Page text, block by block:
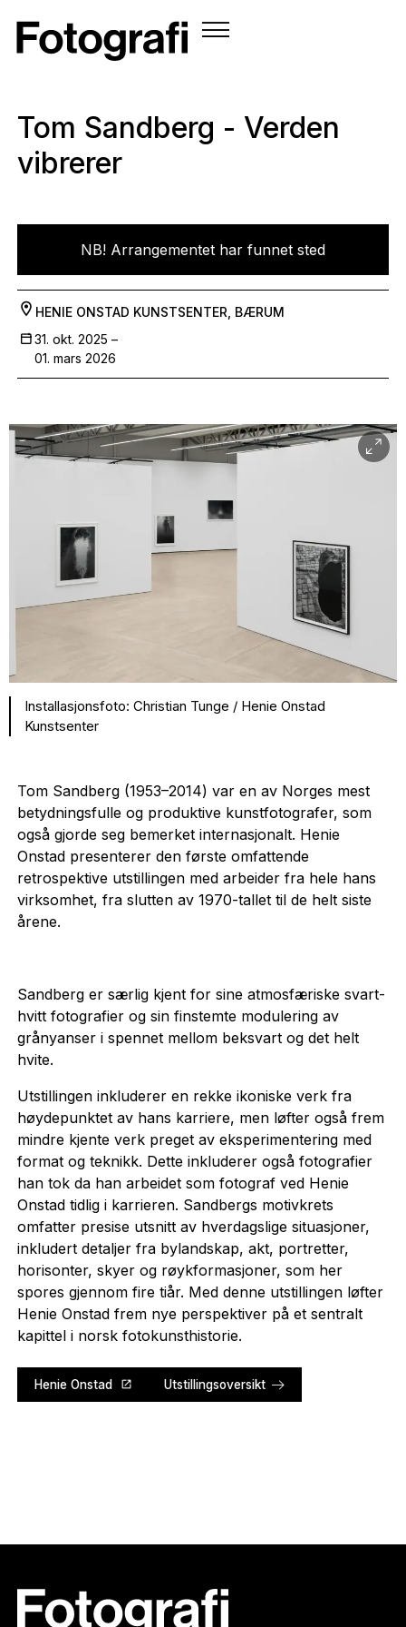
Tom Sandberg - Verden
vibrerer
NB! Arrangementet har funnet sted
HENIE ONSTAD KUNSTSENTER, BÆRUM
31. okt. 2025 –
01. mars 2026
Installasjonsfoto: Christian Tunge / Henie Onstad
Kunstsenter
Tom Sandberg (1953–2014) var en av Norges mest
betydningsfulle og produktive kunstfotografer, som
også gjorde seg bemerket internasjonalt. Henie
Onstad presenterer den første omfattende
retrospektive utstillingen med arbeider fra hele hans
virksomhet, fra slutten av 1970-tallet til de helt siste
årene.
Sandberg er særlig kjent for sine atmosfæriske svart-
hvitt fotografier og sin finstemte modulering av
grånyanser i spennet mellom beksvart og det helt
hvite.
Utstillingen inkluderer en rekke ikoniske verk fra
høydepunktet av hans karriere, men løfter også frem
mindre kjente verk preget av eksperimentering med
format og teknikk. Dette inkluderer også fotografier
han tok da han arbeidet som fotograf ved Henie
Onstad tidlig i karrieren. Sandbergs motivkrets
omfatter presise utsnitt av hverdagslige situasjoner,
inkludert detaljer fra bylandskap, akt, portretter,
horisonter, skyer og røykformasjoner, som her
spores gjennom fire tiår. Med denne utstillingen løfter
Henie Onstad frem nye perspektiver på et sentralt
kapittel i norsk fotokunsthistorie.
Henie Onstad Utstillingsoversikt